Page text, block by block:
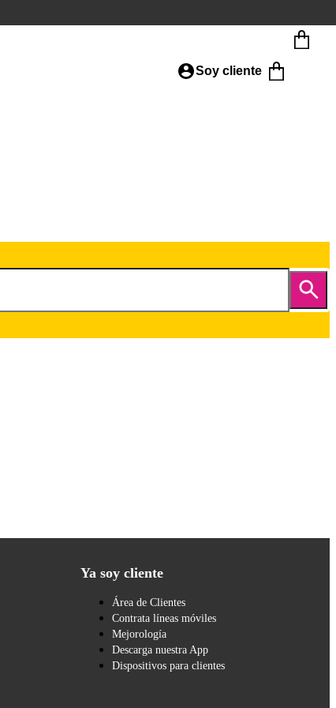
Soy cliente
Ya soy cliente
Área de Clientes
Contrata líneas móviles
Mejorología
Descarga nuestra App
Dispositivos para clientes